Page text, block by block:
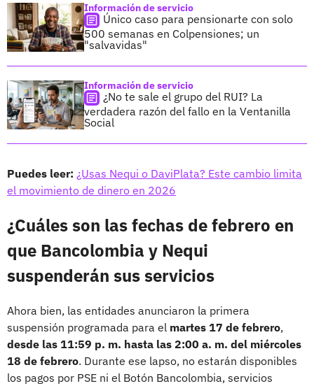
Información de servicio
Único caso para pensionarte con solo
500 semanas en Colpensiones; un
"salvavidas"
Información de servicio
¿No te sale el grupo del RUI? La
verdadera razón del fallo en la Ventanilla
Social
Puedes leer: ¿Usas Nequi o DaviPlata? Este cambio limita
el movimiento de dinero en 2026
¿Cuáles son las fechas de febrero en
que Bancolombia y Nequi
suspenderán sus servicios
Ahora bien, las entidades anunciaron la primera
suspensión programada para el martes 17 de febrero,
desde las 11:59 p. m. hasta las 2:00 a. m. del miércoles
18 de febrero. Durante ese lapso, no estarán disponibles
los pagos por PSE ni el Botón Bancolombia, servicios